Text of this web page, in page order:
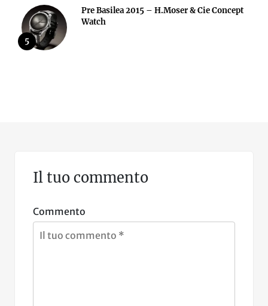
5
Pre Basilea 2015 – H.Moser & Cie Concept
Watch
Il tuo commento
Commento